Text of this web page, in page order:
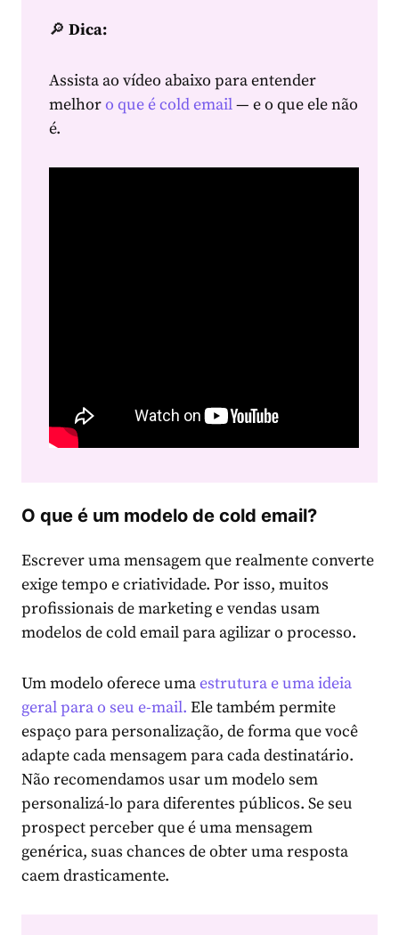
🔎 Dica:
Assista ao vídeo abaixo para entender
melhor o que é cold email— e o que ele não
é.
O que é um modelo de cold email?
Escrever uma mensagem que realmente converte
exige tempo e criatividade. Por isso, muitos
profissionais de marketing e vendas usam
modelos de cold email para agilizar o processo.
Um modelo oferece umaestrutura e uma ideia
geral para o seu e-mail. Ele também permite
espaço para personalização, de forma que você
adapte cada mensagem para cada destinatário.
Não recomendamos usar um modelo sem
personalizá-lo para diferentes públicos. Se seu
prospect perceber que é uma mensagem
genérica, suas chances de obter uma resposta
caem drasticamente.